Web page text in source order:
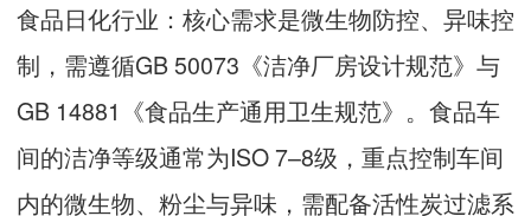
食品日化行业：核心需求是微生物防控、异味控
制，需遵循GB 50073《洁净厂房设计规范》与
GB 14881《食品生产通用卫生规范》。食品车
间的洁净等级通常为ISO 7–8级，重点控制车间
内的微生物、粉尘与异味，需配备活性炭过滤系